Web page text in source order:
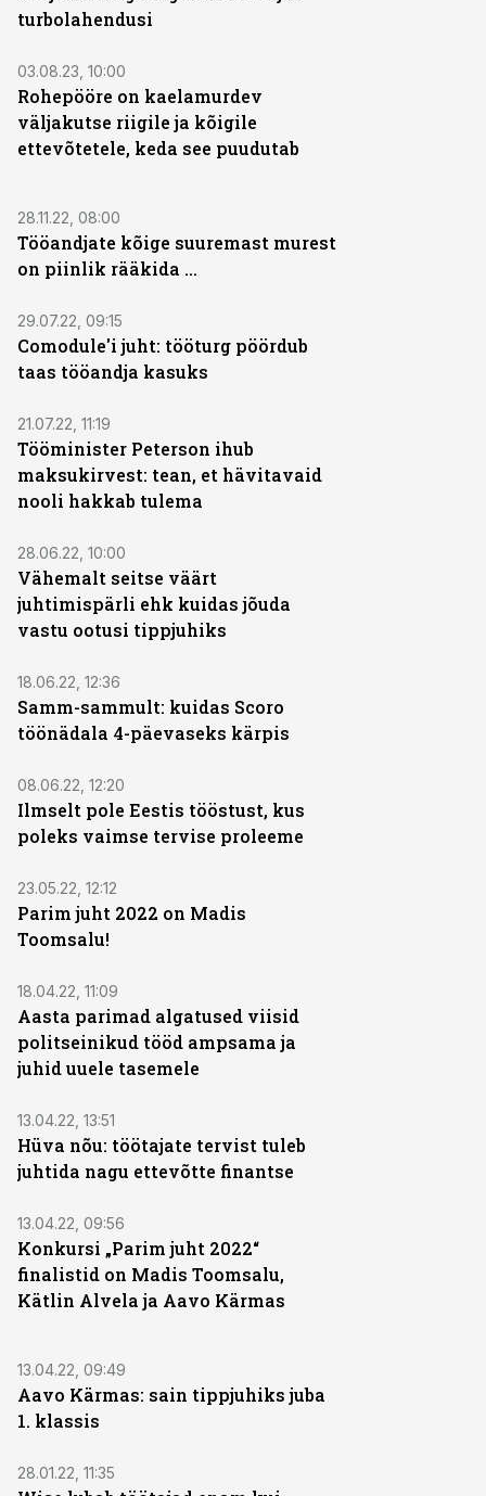
turbolahendusi
03.08.23, 10:00
Rohepööre on kaelamurdev
väljakutse riigile ja kõigile
ettevõtetele, keda see puudutab
28.11.22, 08:00
Tööandjate kõige suuremast murest
on piinlik rääkida ...
29.07.22, 09:15
Comodule'i juht: tööturg pöördub
taas tööandja kasuks
21.07.22, 11:19
Tööminister Peterson ihub
maksukirvest: tean, et hävitavaid
nooli hakkab tulema
28.06.22, 10:00
Vähemalt seitse väärt
juhtimispärli ehk kuidas jõuda
vastu ootusi tippjuhiks
18.06.22, 12:36
Samm-sammult: kuidas Scoro
töönädala 4-päevaseks kärpis
08.06.22, 12:20
Ilmselt pole Eestis tööstust, kus
poleks vaimse tervise proleeme
23.05.22, 12:12
Parim juht 2022 on Madis
Toomsalu!
18.04.22, 11:09
Aasta parimad algatused viisid
politseinikud tööd ampsama ja
juhid uuele tasemele
13.04.22, 13:51
Hüva nõu: töötajate tervist tuleb
juhtida nagu ettevõtte finantse
13.04.22, 09:56
Konkursi „Parim juht 2022“
finalistid on Madis Toomsalu,
Kätlin Alvela ja Aavo Kärmas
13.04.22, 09:49
Aavo Kärmas: sain tippjuhiks juba
1. klassis
28.01.22, 11:35